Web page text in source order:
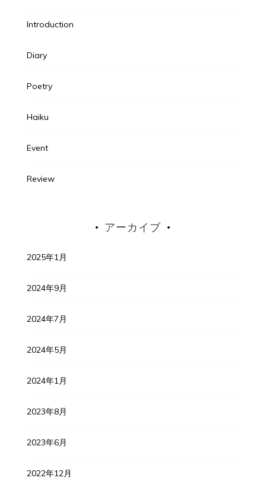
Introduction
Diary
Poetry
Haiku
Event
Review
アーカイブ
2025年1月
2024年9月
2024年7月
2024年5月
2024年1月
2023年8月
2023年6月
2022年12月